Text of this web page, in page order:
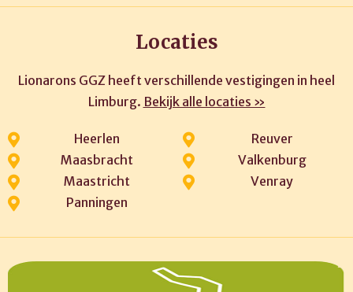
Locaties
Lionarons GGZ heeft verschillende vestigingen in heel
Limburg. Bekijk alle locaties »
Heerlen
Maasbracht
Maastricht
Panningen
Reuver
Valkenburg
Venray